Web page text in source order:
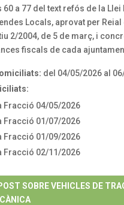
60 a 77 del text refós de la
Locals, aprovat per
2/2004, de 5 de març, i
fiscals de cada
del 04/05/2026 al
Fracció 04/05/2026
Fracció 01/07/2026
Fracció 01/09/2026
Fracció 02/11/2026
SOBRE VEHICLES DE